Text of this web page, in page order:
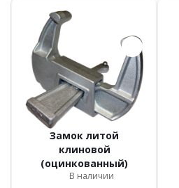
Замок литой
клиновой
(оцинкованный)
В наличии